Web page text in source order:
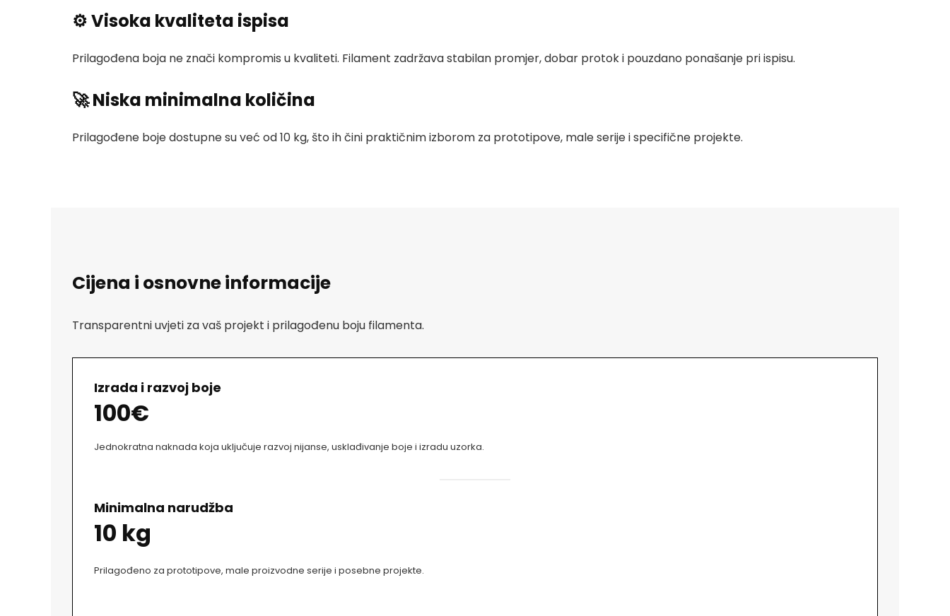
⚙️ Visoka kvaliteta ispisa
Prilagođena boja ne znači kompromis u kvaliteti. Filament zadržava stabilan promjer, dobar protok i pouzdano ponašanje pri ispisu.
🚀 Niska minimalna količina
Prilagođene boje dostupne su već od 10 kg, što ih čini praktičnim izborom za prototipove, male serije i specifične projekte.
Cijena i osnovne informacije
Transparentni uvjeti za vaš projekt i prilagođenu boju filamenta.
Izrada i razvoj boje
100€
Jednokratna naknada koja uključuje razvoj nijanse, usklađivanje boje i izradu uzorka.
Minimalna narudžba
10 kg
Prilagođeno za prototipove, male proizvodne serije i posebne projekte.